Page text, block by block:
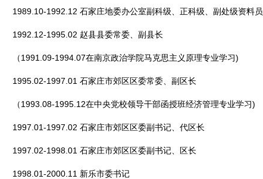
1989.10-1992.12 石家庄地委办公室副科级、正科级、副处级资料员
1992.12-1995.02 赵县县委常委、副县长
（1991.09-1994.07在南京政治学院马克思主义原理专业学习)
1995.02-1997.01 石家庄市郊区区委常委、副区长
（1993.08-1995.12在中央党校领导干部函授班经济管理专业学习)
1997.01-1997.02 石家庄市郊区区委副书记、代区长
1997.02-1998.01 石家庄市郊区区委副书记、区长
1998.01-2000.11 新乐市委书记